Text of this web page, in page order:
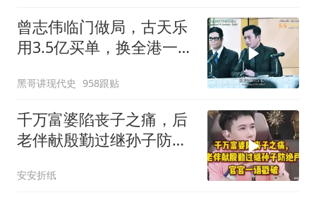
曾志伟临门做局，古天乐
用3.5亿买单，换全港一声
黑哥讲现代史 958跟贴
千万富婆陷丧子之痛，后
老伴献殷勤过继孙子防绝
安安折纸